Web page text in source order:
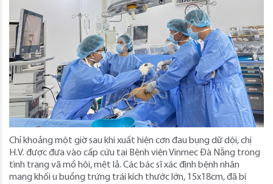
Chỉ khoảng một giờ sau khi xuất hiện cơn đau bụng dữ dội, chị
H.V. được đưa vào cấp cứu tại Bệnh viện Vinmec Đà Nẵng trong
tình trạng vã mồ hôi, mệt lả. Các bác sĩ xác định bệnh nhân
mang khối u buồng trứng trái kích thước lớn, 15x18cm, đã bị